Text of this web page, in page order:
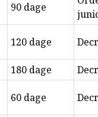
90 dage
120 dage
180 dage
60 dage